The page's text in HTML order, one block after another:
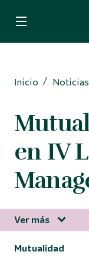
Para Autónomos
Inicio
Noticias
en IV
Ver más
Mutualidad